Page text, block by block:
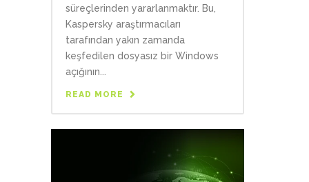
süreçlerinden yararlanmaktır. Bu,
Kaspersky araştırmacıları
tarafından yakın zamanda
keşfedilen dosyasız bir Windows
açığının...
READ MORE